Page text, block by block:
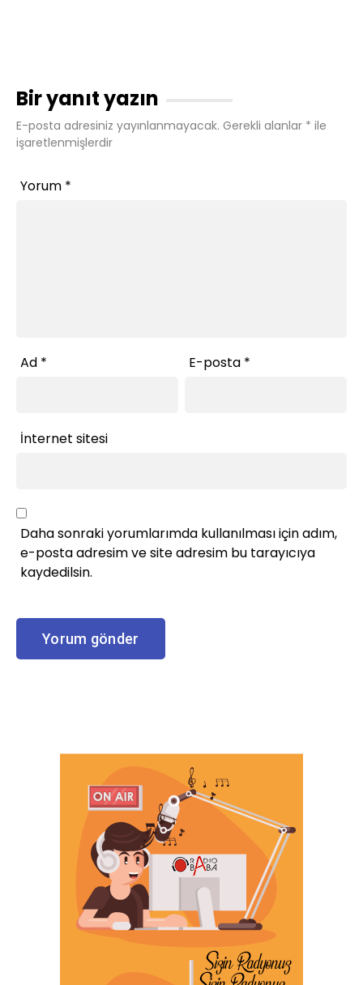
Bir yanıt yazın
E-posta adresiniz yayınlanmayacak. Gerekli alanlar * ile
işaretlenmişlerdir
Yorum *
Ad * E-posta *
İnternet sitesi
Daha sonraki yorumlarımda kullanılması için adım,
e-posta adresim ve site adresim bu tarayıcıya
kaydedilsin.